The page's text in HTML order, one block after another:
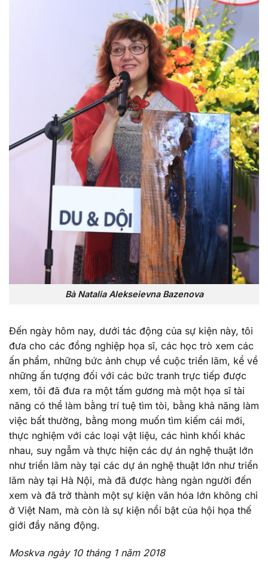
Bà Natalia Alekseievna Bazenova
Đến ngày hôm nay, dưới tác động của sự kiện này, tôi
đưa cho các đồng nghiệp họa sĩ, các học trò xem các
ấn phẩm, những bức ảnh chụp về cuộc triển lãm, kể về
những ấn tượng đối với các bức tranh trực tiếp được
xem, tôi đã đưa ra một tấm gương mà một họa sĩ tài
năng có thể làm bằng trí tuệ tìm tòi, bằng khả năng làm
việc bất thường, bằng mong muốn tìm kiếm cái mới,
thực nghiệm với các loại vật liệu, các hình khối khác
nhau, suy ngẫm và thực hiện các dự án nghệ thuật lớn
như triển lãm này tại các dự án nghệ thuật lớn như triển
lãm này tại Hà Nội, mà đã được hàng ngàn người đến
xem và đã trở thành một sự kiện văn hóa lớn không chỉ
ở Việt Nam, mà còn là sự kiện nổi bật của hội họa thế
giới đầy năng động.
Moskva ngày 10 tháng 1 năm 2018